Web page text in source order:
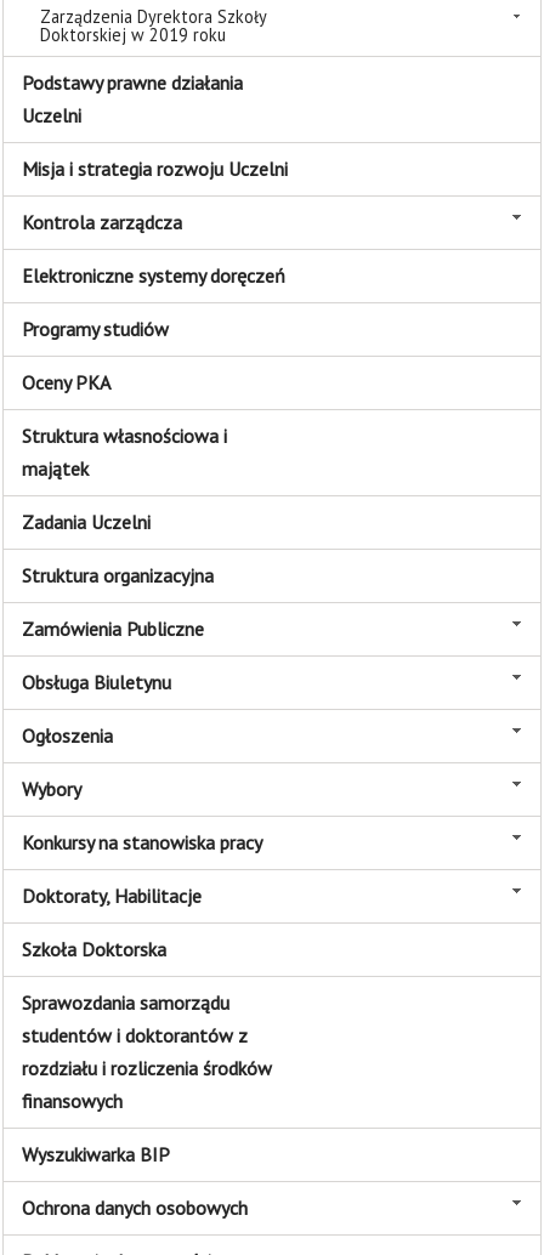
Zarządzenia Dyrektora Szkoły
Doktorskiej w 2019 roku
Podstawy prawne działania
Uczelni
Misja i strategia rozwoju Uczelni
Kontrola zarządcza
Elektroniczne systemy doręczeń
Programy studiów
Oceny PKA
Struktura własnościowa i
majątek
Zadania Uczelni
Struktura organizacyjna
Zamówienia Publiczne
Obsługa Biuletynu
Ogłoszenia
Wybory
Konkursy na stanowiska pracy
Doktoraty, Habilitacje
Szkoła Doktorska
Sprawozdania samorządu
studentów i doktorantów z
rozdziału i rozliczenia środków
finansowych
Wyszukiwarka BIP
Ochrona danych osobowych